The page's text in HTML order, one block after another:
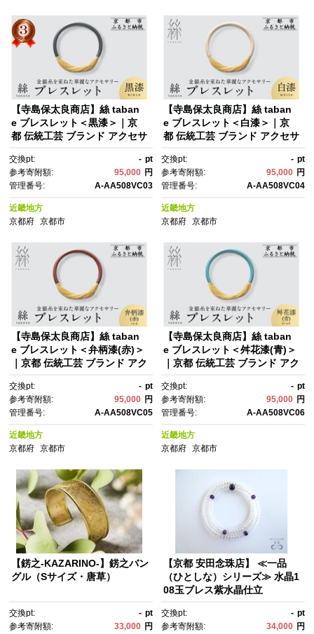
【寺島保太良商店】絲 taban
e ブレスレット＜黒漆＞｜京
都 伝統工芸 ブランド アクセサ
使用したブレスレット 華や
か 高級 おしゃれ おすす
め 金 銀 宝飾品 ギフト プレゼ
ント 贈答 お取り寄せ 通販 送料
無料 ふるさと納税 ]
交換pt: - pt
参考寄附額:
95,000 円
管理番号:
A-AA508VC03
近畿地方
京都府
京都市
【寺島保太良商店】絲 taban
e ブレスレット＜白漆＞｜京
都 伝統工芸 ブランド アクセサ
使用したブレスレット 華や
か 高級 おしゃれ おすす
め 金 銀 宝飾品 ギフト プレゼ
ント 贈答 お取り寄せ 通販 送料
無料 ふるさと納税 ]
交換pt: - pt
参考寄附額:
95,000 円
管理番号:
A-AA508VC04
近畿地方
京都府 京都市
【寺島保太良商店】絲 taban
e ブレスレット＜弁柄漆(赤)＞
｜京都 伝統工芸 ブランド アク
沢に使用したブレスレット 華
やか 高級 おしゃれ おすす
め 金 銀 宝飾品 ギフト プレゼ
ント 贈答 お取り寄せ 通販 送料
無料 ふるさと納税 ]
交換pt: - pt
参考寄附額:
95,000 円
管理番号:
A-AA508VC05
近畿地方
京都府
京都市
【寺島保太良商店】絲 taban
e ブレスレット＜舛花漆(青)＞
｜京都 伝統工芸 ブランド アク
沢に使用したブレスレット 華
やか 高級 おしゃれ おすす
め 金 銀 宝飾品 ギフト プレゼ
ント 贈答 お取り寄せ 通販 送料
無料 ふるさと納税 ]
交換pt: - pt
参考寄附額:
95,000 円
管理番号:
A-AA508VC06
近畿地方
京都府 京都市
【錺之-KAZARINO-】錺之バン
グル（Sサイズ・唐草）
交換pt: - pt
参考寄附額:
33,000 円
【京都 安田念珠店】 ≪一品
（ひとしな）シリーズ≫ 水晶1
08玉ブレス紫水晶仕立
交換pt: - pt
参考寄附額:
34,000 円